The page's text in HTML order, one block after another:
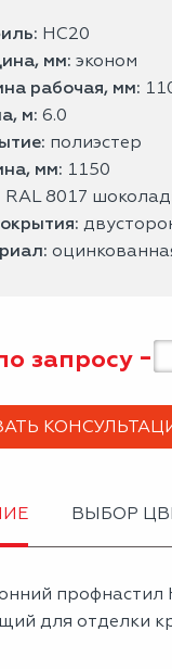
НС20
мм: эконом
рабочая, мм:
м: 6.0
полиэстер
мм: 1150
RAL 8017
запросу -
ВЫБОР
для отделки